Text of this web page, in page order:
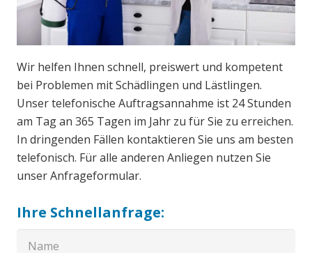
Wir helfen Ihnen schnell, preiswert und kompetent
bei Problemen mit Schädlingen und Lästlingen.
Unser telefonische Auftragsannahme ist 24 Stunden
am Tag an 365 Tagen im Jahr zu für Sie zu erreichen.
In dringenden Fällen kontaktieren Sie uns am besten
telefonisch. Für alle anderen Anliegen nutzen Sie
unser Anfrageformular.
Ihre Schnellanfrage: